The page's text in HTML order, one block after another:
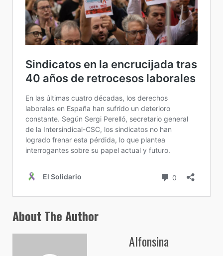
About The Author
Alfonsina